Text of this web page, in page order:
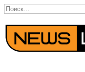
Перейти
к
содержанию
Search
for: